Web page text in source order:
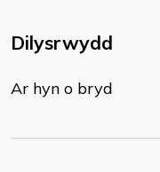
Dilysrwydd
Ar hyn o bryd